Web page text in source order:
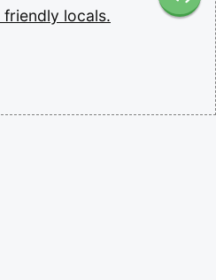
friendly locals.